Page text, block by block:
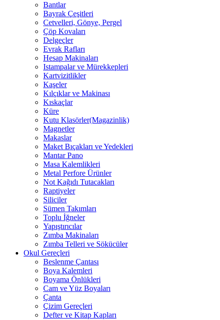
Bantlar
Bayrak Çeşitleri
Cetvelleri, Gönye, Pergel
Çöp Kovaları
Delgeçler
Evrak Rafları
Hesap Makinaları
Istampalar ve Mürekkepleri
Kartvizitlikler
Kaşeler
Kılçıklar ve Makinası
Kıskaçlar
Küre
Kutu Klasörler(Magazinlik)
Magnetler
Makaslar
Maket Bıçakları ve Yedekleri
Mantar Pano
Masa Kalemlikleri
Metal Perfore Ürünler
Not Kağıdı Tutacakları
Raptiyeler
Siliciler
Sümen Takımları
Toplu İğneler
Yapıştırıcılar
Zımba Makinaları
Zımba Telleri ve Sökücüler
Okul Gereçleri
Beslenme Çantası
Boya Kalemleri
Boyama Önlükleri
Cam ve Yüz Boyaları
Çanta
Çizim Gereçleri
Defter ve Kitap Kapları